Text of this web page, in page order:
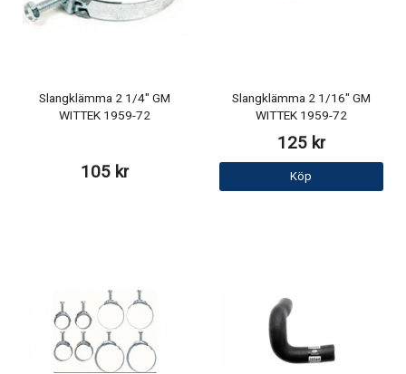
Slangklämma 2 1/4" GM
WITTEK 1959-72
105 kr
Slangklämma 2 1/16" GM
WITTEK 1959-72
125 kr
Köp